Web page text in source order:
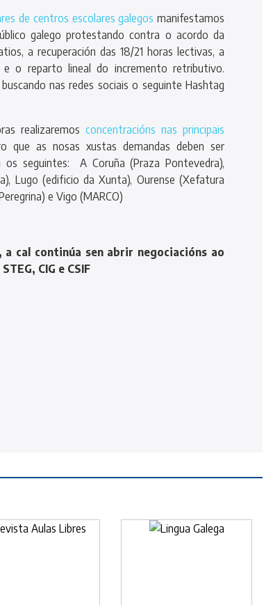
de centros escolares galegos manifestamos
galego protestando contra o acordo da
a recuperación das 18/21 horas lectivas, a
o reparto lineal do incremento retributivo.
nas redes sociais o seguinte Hashtag
realizaremos concentracións nas principais
que as nosas xustas demandas deben ser
os seguintes: A Coruña (Praza Pontevedra),
Lugo (edificio da Xunta), Ourense (Xefatura
e Vigo (MARCO)
cal continúa sen abrir negociacións ao
CIG e CSIF